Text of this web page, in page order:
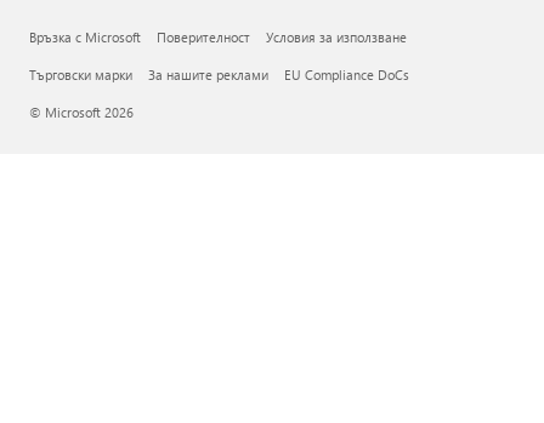
Връзка с Microsoft Поверителност Условия за използване
Търговски марки За нашите реклами EU Compliance DoCs
© Microsoft 2026